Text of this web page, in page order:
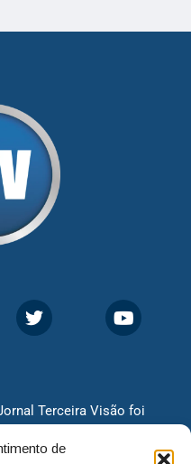
de
Terceira Visão foi
época só existiam